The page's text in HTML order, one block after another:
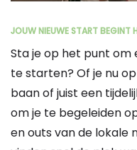
JOUW NIEUWE START BEGINT
Sta je op het punt om
te starten? Of je nu
baan of juist een
om je te begeleiden
en outs van de lokale